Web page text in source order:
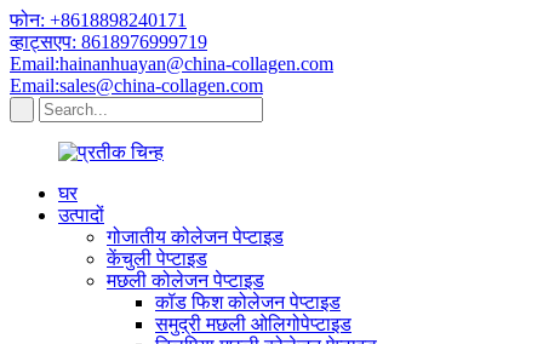
फोन: +8618898240171
व्हाट्सएप: 8618976999719
Email:hainanhuayan@china-collagen.com
Email:sales@china-collagen.com
घर
उत्पादों
गोजातीय कोलेजन पेप्टाइड
केंचुली पेप्टाइड
मछली कोलेजन पेप्टाइड
कॉड फिश कोलेजन पेप्टाइड
समुद्री मछली ओलिगोपेप्टाइड